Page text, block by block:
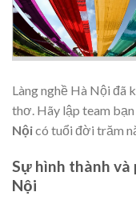
Làng nghề Hà Nội đã
thơ. Hãy lập team bạn
Nộicó tuổi đời trăm
Sự hình thành và
Nội